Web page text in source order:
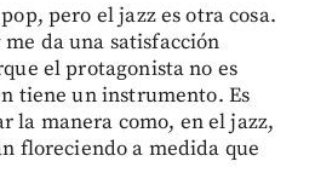
pero el jazz es otra cosa.
da una satisfacción
el protagonista no es
tiene un instrumento. Es
la manera como, en el jazz,
floreciendo a medida que